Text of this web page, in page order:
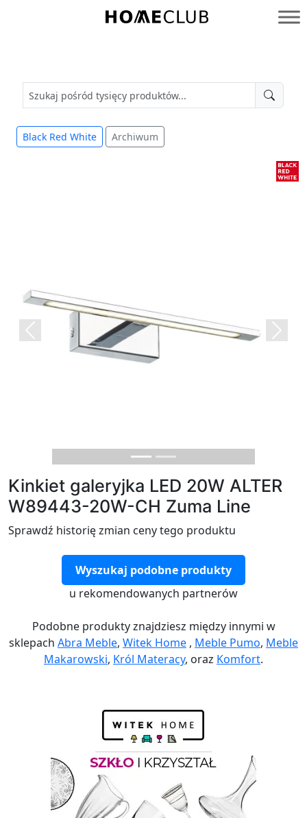
Homeclub
Black Red White Archiwum
Previous Next
Kinkiet galeryjka LED 20W ALTER
W89443-20W-CH Zuma Line
Sprawdź historię zmian ceny tego produktu
Wyszukaj podobne produkty
u rekomendowanych partnerów
Podobne produkty znajdziesz między innymi w
sklepach Abra Meble, Witek Home , Meble Pumo, Meble
Makarowski, Król Materacy, oraz Komfort.